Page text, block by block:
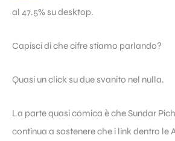
al 47.5% su desktop.
Capisci di che cifre stiamo parlando?
Quasi un click su due svanito nel nulla.
La parte quasi comica è che Sundar
continua a sostenere che i link dentro le